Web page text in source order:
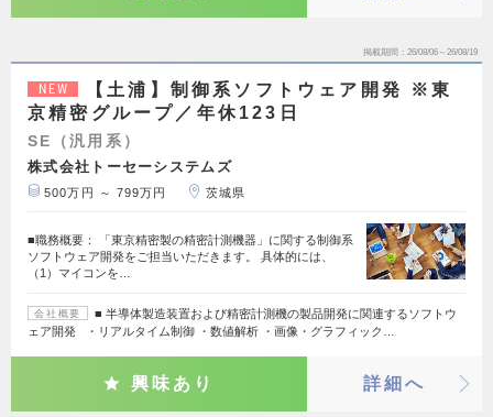
掲載期間 26/08/06～26/08/19
NEW
【土浦】制御系ソフトウェア開発 ※東
京精密グループ／年休123日
SE（汎用系）
株式会社トーセーシステムズ
500万円 ～ 799万円 茨城県
■職務概要： 「東京精密製の精密計測機器」に関する制御系
ソフトウェア開発をご担当いただきます。 具体的には、
（1）マイコンを…
会社概要
■ 半導体製造装置および精密計測機の製品開発に関連するソフトウ
ェア開発 ・リアルタイム制御 ・数値解析 ・画像・グラフィック…
興味あり 詳細へ